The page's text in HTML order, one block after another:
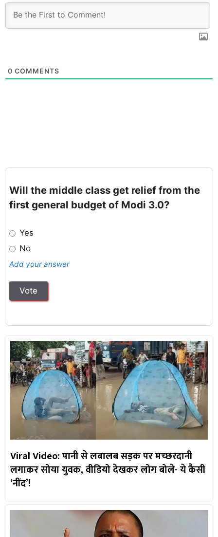
0 COMMENTS
Will the middle class get relief from the
first general budget of Modi 3.0?
Yes
No
Add your answer
Viral Video: पानी से लबालब सड़क पर मच्छरदानी
लगाकर सोया युवक, वीडियो देखकर लोग बोले- ये कैसी
‘नींद’!